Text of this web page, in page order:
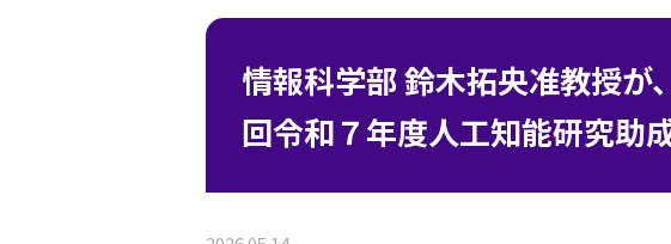
情報科学部 鈴木拓央准教授が
回令和７年度人工知能研究助